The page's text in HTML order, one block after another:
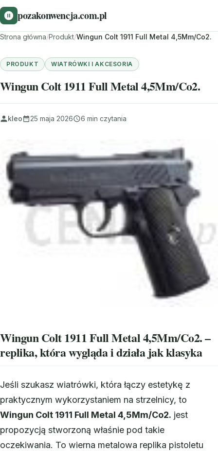
pozakonwencja.com.pl
Strona główna/Produkt/Wingun Colt 1911 Full Metal 4,5Mm/Co2.
PRODUKT WIATRÓWKI I AKCESORIA
Wingun Colt 1911 Full Metal 4,5Mm/Co2.
kleo 25 maja 2026 6 min czytania
Wingun Colt 1911 Full Metal 4,5Mm/Co2. –
replika, która wygląda i działa jak klasyka
Jeśli szukasz wiatrówki, która łączy estetykę z
praktycznym wykorzystaniem na strzelnicy, to
Wingun Colt 1911 Full Metal 4,5Mm/Co2. jest
propozycją stworzoną właśnie pod takie
oczekiwania. To wierna metalowa replika pistoletu